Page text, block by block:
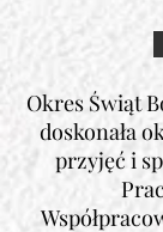
Okres Świąt
doskonała
przyjęć i